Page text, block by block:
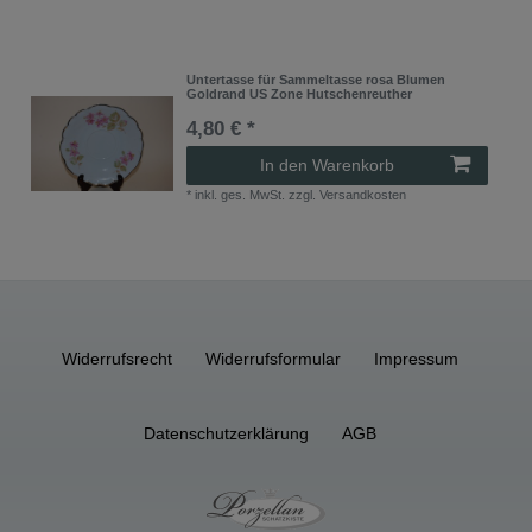
Untertasse für Sammeltasse rosa Blumen
Goldrand US Zone Hutschenreuther
4,80 € *
In den Warenkorb
* inkl. ges. MwSt. zzgl.Versandkosten
Widerrufs­recht Widerrufs­formular Impressum
Daten­schutz­erklärung AGB